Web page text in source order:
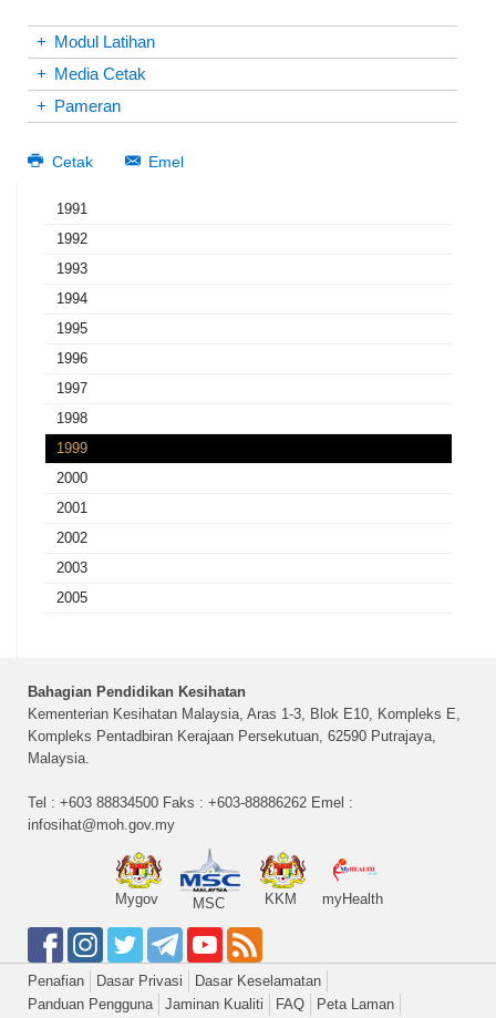
+ Modul Latihan
+ Media Cetak
+ Pameran
Cetak Emel
1991
1992
1993
1994
1995
1996
1997
1998
1999
2000
2001
2002
2003
2005
Bahagian Pendidikan Kesihatan
Kementerian Kesihatan Malaysia, Aras 1-3, Blok E10, Kompleks E,
Kompleks Pentadbiran Kerajaan Persekutuan, 62590 Putrajaya,
Malaysia.
Tel : +603 88834500 Faks : +603-88886262 Emel :
infosihat@moh.gov.my
Mygov MSC KKM myHealth
Penafian Dasar Privasi
Dasar Keselamatan
Panduan Pengguna
Jaminan Kualiti FAQ Peta Laman